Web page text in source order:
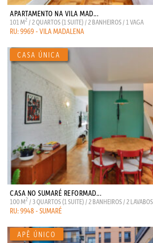
APARTAMENTO NA VILA MAD...
101 M2 / 2 QUARTOS (1 SUITE) / 2 BANHEIROS / 1 VAGA
RU: 9969 - VILA MADALENA
CASA NO SUMARÉ REFORMAD...
100 M2 / 3 QUARTOS (1 SUITE) / 2 BANHEIROS / 2
RU: 9948 - SUMARÉ